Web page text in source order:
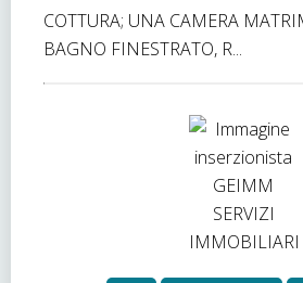
COTTURA; UNA CAMERA
BAGNO FINESTRATO, R...